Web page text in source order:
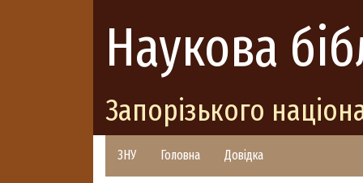
Наукова
Запорізького
ЗНУ Головна Довідка